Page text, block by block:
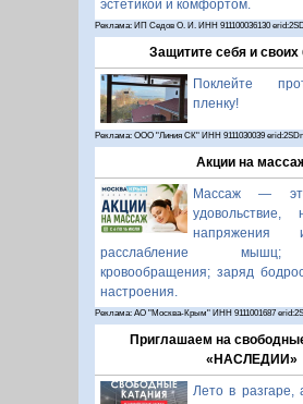
эстетикой и комфортом.
Реклама: ИП Седов О. И. ИНН 911100036130
Защитите себя и своих
Поклейте
пленку!
Реклама: ООО "Линия СК" ИНН 9111030039
Акции на
Массаж —
напряжения
расслабление мышц;
кровообращения; заряд
настроения.
Реклама: АО "Москва-Крым" ИНН 9111001687
Приглашаем на
«НАСЛЕДИИ»
Лето в разгаре,